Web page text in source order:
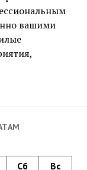
Сб Вс
вашими